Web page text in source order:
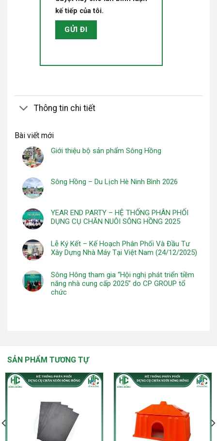
kế tiếp của tôi.
Thông tin chi tiết
Bài viết mới
Giới thiệu bộ sản phẩm Sông Hồng
Sông Hồng – Du Lịch Hè Ninh Bình 2026
YEAR END PARTY – HỆ THỐNG PHÂN PHỐI
DỤNG CỤ CHĂN NUÔI SÔNG HỒNG 2025
Lễ Ký Kết – Kế Hoạch Phân Phối Và Đầu Tư
Xây Dựng Nhà Máy Tại Việt Nam (24/12/2025)
Sông Hông tham gia “Hội nghị phát triển tiềm
năng nhà cung cấp 2025” do CP GROUP tổ
chức
SẢN PHẨM TƯƠNG TỰ